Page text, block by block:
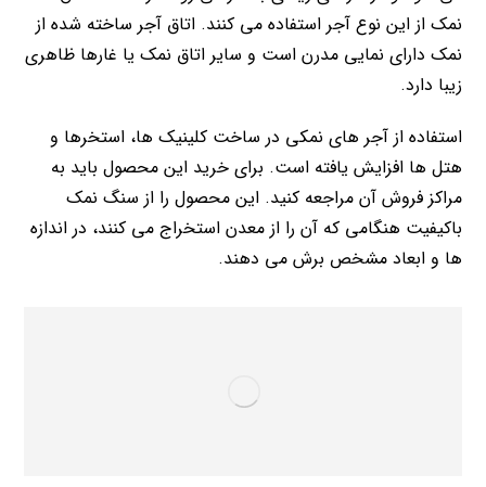
نمک از این نوع آجر استفاده می کنند. اتاق آجر ساخته شده از
نمک دارای نمایی مدرن است و سایر اتاق نمک یا غارها ظاهری
زیبا دارد.
استفاده از آجر های نمکی در ساخت کلینیک ها، استخرها و
هتل ها افزایش یافته است. برای خرید این محصول باید به
مراکز فروش آن مراجعه کنید. این محصول را از سنگ نمک
باکیفیت هنگامی که آن را از معدن استخراج می کنند، در اندازه
ها و ابعاد مشخص برش می دهند.